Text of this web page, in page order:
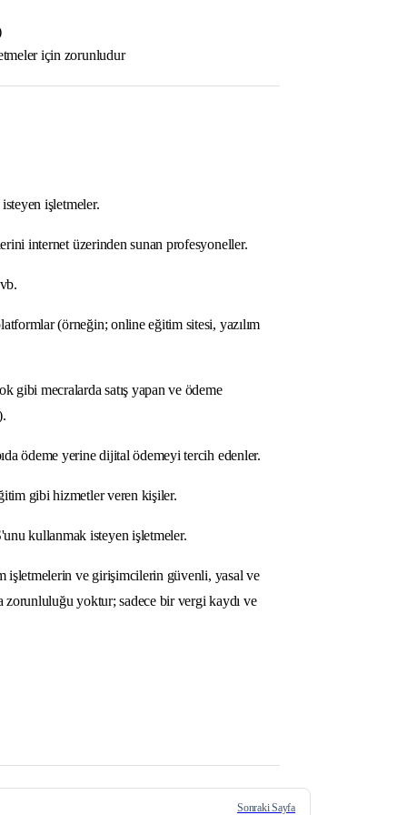
için zorunludur
işletmeler.
internet üzerinden sunan profesyoneller.
(örneğin; online eğitim sitesi, yazılım
gibi mecralarda satış yapan ve ödeme
ödeme yerine dijital ödemeyi tercih edenler.
gibi hizmetler veren kişiler.
kullanmak isteyen işletmeler.
işletmelerin ve girişimcilerin güvenli, yasal ve
zorunluluğu yoktur; sadece bir vergi kaydı ve
Sonraki Sayfa